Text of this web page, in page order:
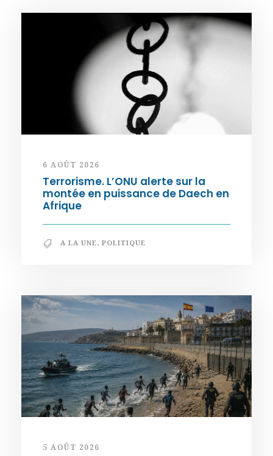
6 AOÛT 2026
Terrorisme. L’ONU alerte sur la
montée en puissance de Daech en
Afrique
A LA UNE, POLITIQUE
5 AOÛT 2026